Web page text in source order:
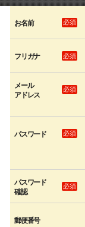
お名前 必須
フリガナ 必須
メール
アドレス
必須
パスワード 必須
パスワード
確認
必須
郵便番号